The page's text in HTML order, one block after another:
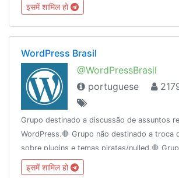
इसमें शामिल हो
WordPress Brasil
@WordPressBrasil
portuguese
Grupo destinado a discussão de assuntos
WordPress.🛑 Grupo não destinado a troca
sobre plugins e temas piratas/nulled.🛑
a propagandas e afins🛑 Este não é um
autopromoção
इसमें शामिल हो